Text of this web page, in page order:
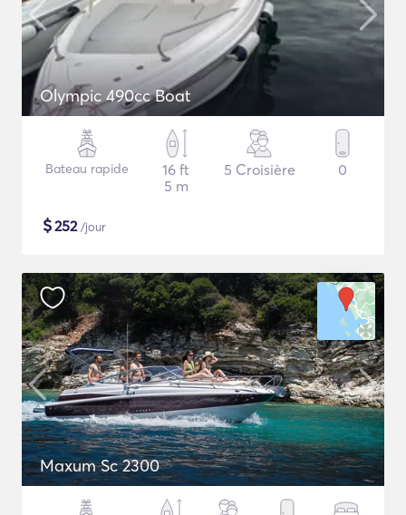
Olympic 490cc Boat
Bateau rapide
16 ft
5 m
5 Croisière 0
$252/jour
Maxum Sc 2300